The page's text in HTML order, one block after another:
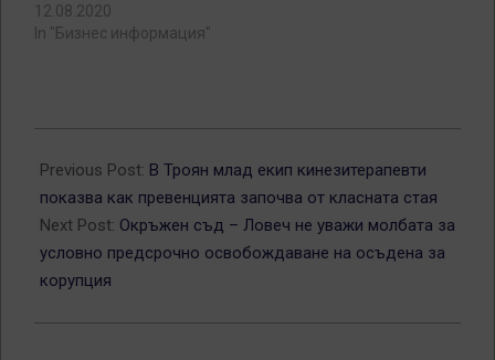
12.08.2020
In "Бизнес информация"
04-
15
Previous Post: В Троян млад екип кинезитерапевти
показва как превенцията започва от класната стая
Next Post: Окръжен съд – Ловеч не уважи молбата за
условно предсрочно освобождаване на осъдена за
корупция